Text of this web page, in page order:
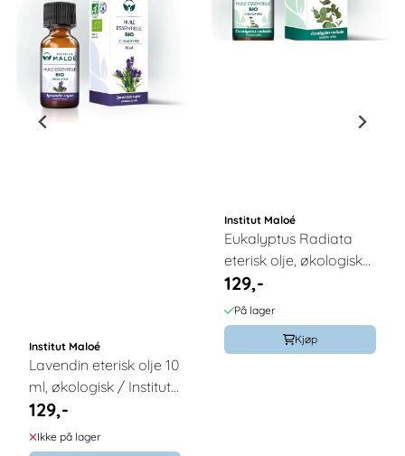
Institut Maloé
Lavendin eterisk olje 10
ml, økologisk / Institut
Maloé
129,-
Ikke på lager
Institut Maloé
Eukalyptus Radiata
eterisk olje, økologisk–
129,-
På lager
Kjøp